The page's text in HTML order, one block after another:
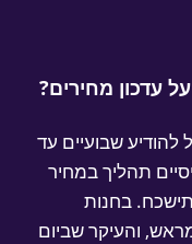
מחירים?
שבועיים עד
תהליך במחיר
בחנות
והעיקר שביום